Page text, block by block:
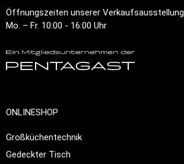
Öffnungszeiten unserer Verkaufsausstellung
Mo. – Fr. 10:00 - 16:00 Uhr
ONLINESHOP
Großküchentechnik
Gedeckter Tisch